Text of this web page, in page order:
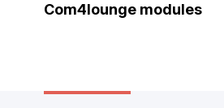
Com4lounge modules